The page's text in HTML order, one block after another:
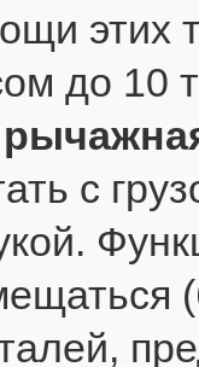
этих
до 10
с